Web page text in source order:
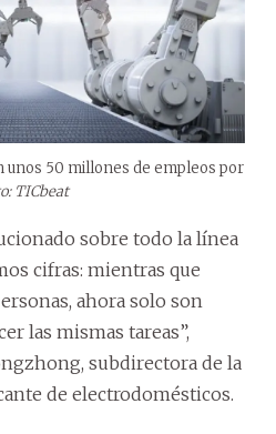
unos 50 millones de empleos por
TICbeat
sobre todo la línea
cifras: mientras que
ahora solo son
las mismas tareas”,
subdirectora de la
de electrodomésticos.